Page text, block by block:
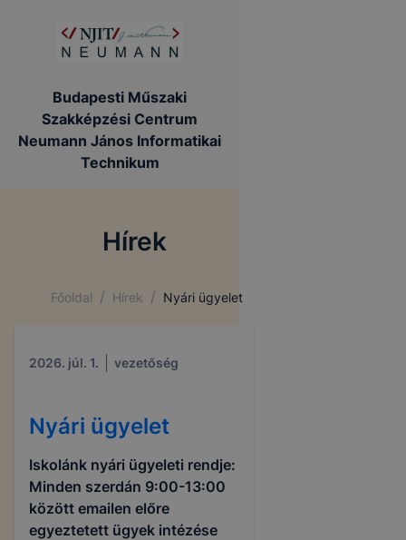
Budapesti Műszaki
Szakképzési Centrum
Neumann János Informatikai
Technikum
Hírek
Főoldal / Hírek / Nyári ügyelet
2026. júl. 1. vezetőség
Nyári ügyelet
Iskolánk nyári ügyeleti rendje:
Minden szerdán 9:00-13:00
között emailen előre
egyeztetett ügyek intézése